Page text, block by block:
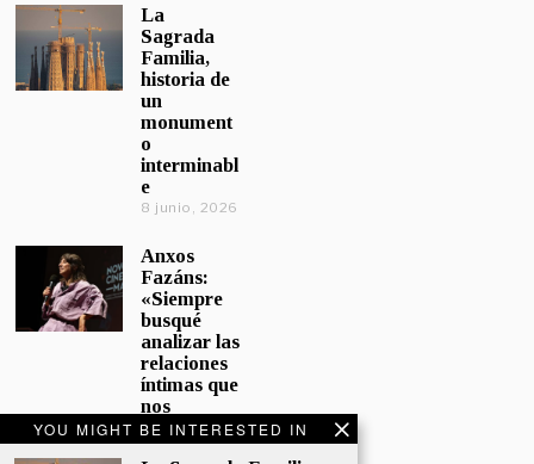
YOU MIGHT BE INTERESTED IN
La
Sagrada
Familia,
historia de
un
monument
o
interminabl
e
8 junio, 2026
Anxos
Fazáns:
«Siempre
busqué
analizar las
relaciones
íntimas que
nos
afectan»
5 junio, 2026